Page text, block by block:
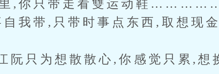
里,你只带走看雙运动鞋
我带,只带时事点东西,取想现
只为想散散心,你感觉只累,想